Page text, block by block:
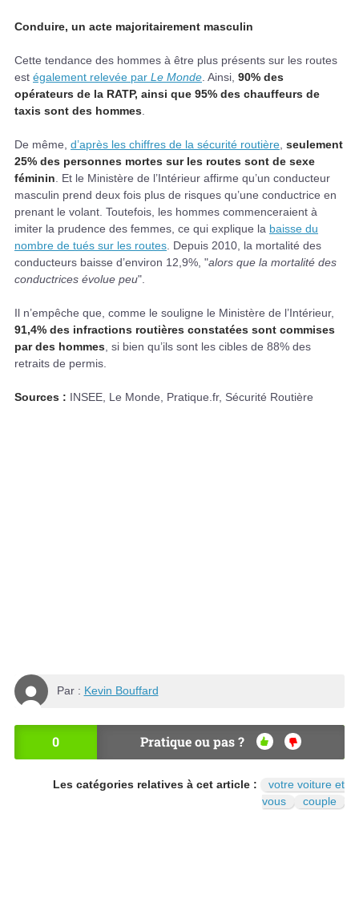
Conduire, un acte majoritairement masculin
Cette tendance des hommes à être plus présents sur les routes
est également relevée par Le Monde . Ainsi, 90% des
opérateurs de la RATP, ainsi que 95% des chauffeurs de
taxis sont des hommes
De même, d’après les chiffres de la sécurité routière seulement
25% des personnes mortes sur les routes sont de sexe
féminin . Et le Ministère de l’Intérieur affirme qu’un conducteur
masculin prend deux fois plus de risques qu’une conductrice en
prenant le volant. Toutefois, les hommes commenceraient à
imiter la prudence des femmes, ce qui explique la baisse du
nombre de tués sur les routes . Depuis 2010, la mortalité des
conducteurs baisse d’environ 12,9%, "alors que la mortalité des
conductrices évolue peu".
Il n’empêche que, comme le souligne le Ministère de l’Intérieur,
91,4% des infractions routières constatées sont commises
par des hommes , si bien qu’ils sont les cibles de 88% des
retraits de permis.
Sources : INSEE, Le Monde, Pratique.fr, Sécurité Routière
Par : Kevin Bouffard
0 Pratique ou pas ?
OU
NO
N
Les catégories relatives à cet article :
votre voiture et
vous
couple